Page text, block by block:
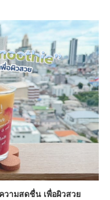
วามสดชื่น เพื่อผิวสวย